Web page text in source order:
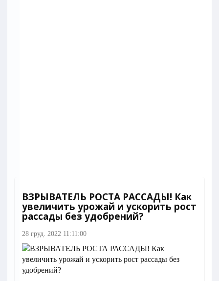
ВЗРЫВАТЕЛЬ РОСТА РАССАДЫ! Как
увеличить урожай и ускорить рост
рассады без удобрений?
28 груд. 2022 11:11:00